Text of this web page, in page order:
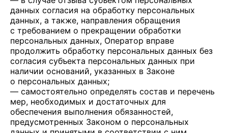
данных согласия на обработку персональных
данных, а также, направления обращения
с требованием о прекращении обработки
персональных данных, Оператор вправе
продолжить обработку персональных данных без
согласия субъекта персональных данных при
наличии оснований, указанных в Законе
о персональных данных;
— самостоятельно определять состав и перечень
мер, необходимых и достаточных для
обеспечения выполнения обязанностей,
предусмотренных Законом о персональных